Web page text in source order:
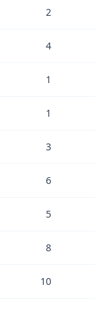
2
4
1
1
3
6
5
8
10